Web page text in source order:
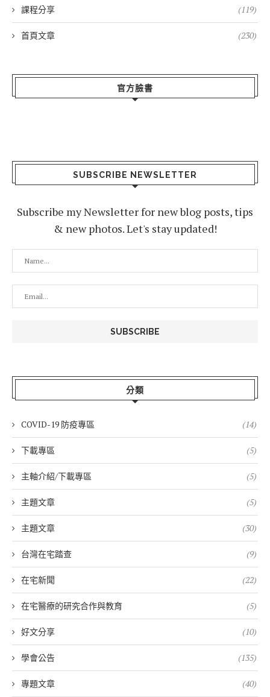
課程分享 (119)
首頁文章 (230)
官方臉書
SUBSCRIBE NEWSLETTER
Subscribe my Newsletter for new blog posts, tips
& new photos. Let's stay updated!
分類
COVID-19 防疫專區 (14)
下載專區 (5)
主軸介紹/下載專區 (5)
主題文章 (5)
主題文章 (30)
台灣在宅踏查 (9)
在宅新聞 (22)
在宅醫療的研究合作與教育 (5)
好文分享 (10)
學會公告 (135)
專題文章 (40)